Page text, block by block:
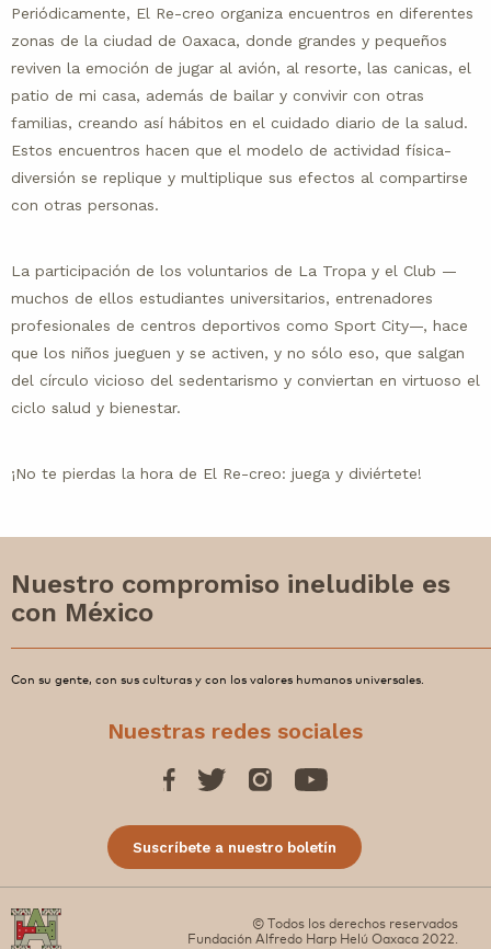
Periódicamente, El Re-creo organiza encuentros en diferentes
zonas de la ciudad de Oaxaca, donde grandes y pequeños
reviven la emoción de jugar al avión, al resorte, las canicas, el
patio de mi casa, además de bailar y convivir con otras
familias, creando así hábitos en el cuidado diario de la salud.
Estos encuentros hacen que el modelo de actividad física-
diversión se replique y multiplique sus efectos al compartirse
con otras personas.
La participación de los voluntarios de La Tropa y el Club —
muchos de ellos estudiantes universitarios, entrenadores
profesionales de centros deportivos como Sport City—, hace
que los niños jueguen y se activen, y no sólo eso, que salgan
del círculo vicioso del sedentarismo y conviertan en virtuoso el
ciclo salud y bienestar.
¡No te pierdas la hora de El Re-creo: juega y diviértete!
Nuestro compromiso ineludible es
con México
Con su gente, con sus culturas y con los valores humanos universales.
Nuestras redes sociales
Suscríbete a nuestro boletín
© Todos los derechos reservados
Fundación Alfredo Harp Helú Oaxaca 2022.